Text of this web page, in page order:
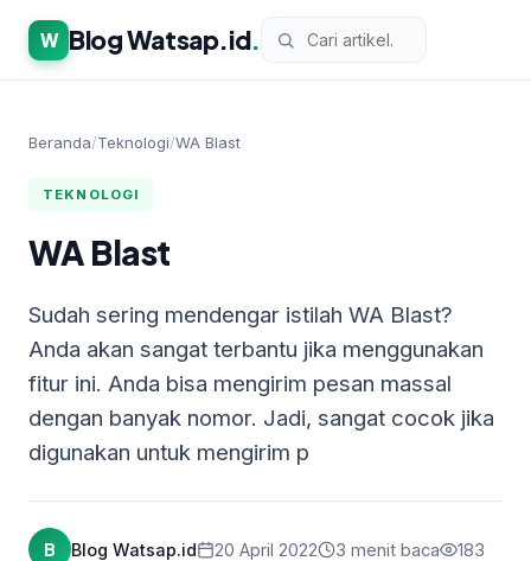
W Blog Watsap.id.
Beranda/Teknologi/WA Blast
TEKNOLOGI
WA Blast
Sudah sering mendengar istilah WA Blast?
Anda akan sangat terbantu jika menggunakan
fitur ini. Anda bisa mengirim pesan massal
dengan banyak nomor. Jadi, sangat cocok jika
digunakan untuk mengirim p
B Blog Watsap.id 20 April 2022 3 menit baca 183